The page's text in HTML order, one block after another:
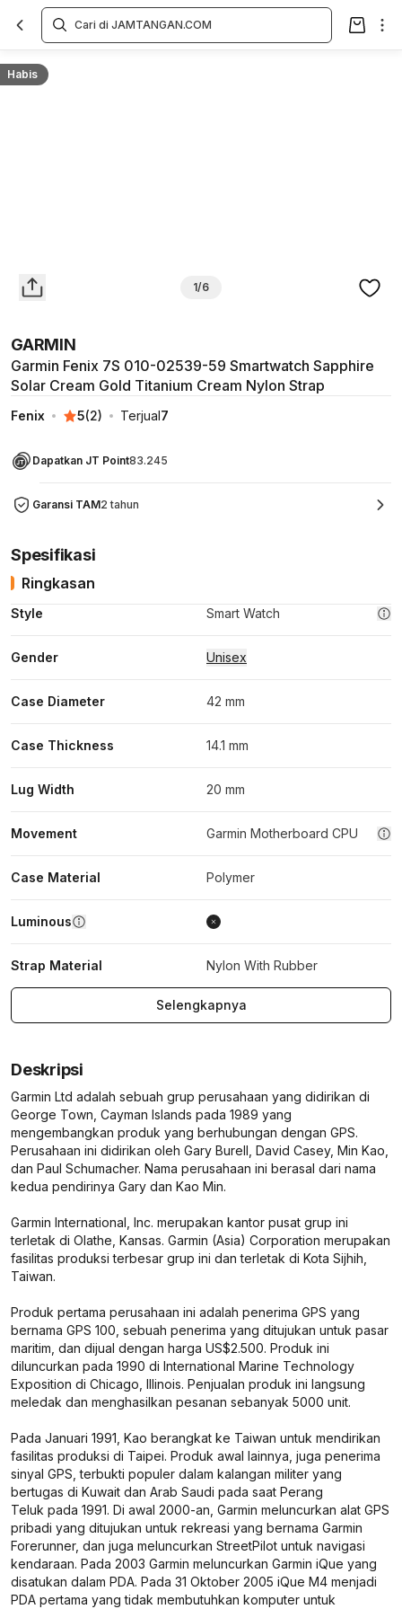
Habis
1/6
GARMIN
Garmin Fenix 7S 010-02539-59 Smartwatch Sapphire
Solar Cream Gold Titanium Cream Nylon Strap
Fenix 5(2) Terjual7
Dapatkan JT Point83.245
Garansi TAM2 tahun
Overview
Spesifikasi
Ringkasan
Style Smart Watch
Gender Unisex
Case Diameter 42 mm
Case Thickness 14.1 mm
Lug Width 20 mm
Movement Garmin Motherboard CPU
Case Material Polymer
Luminous
Strap Material Nylon With Rubber
Selengkapnya
Deskripsi
Garmin Ltd adalah sebuah grup perusahaan yang didirikan di
George Town, Cayman Islands pada 1989 yang
mengembangkan produk yang berhubungan dengan GPS.
Perusahaan ini didirikan oleh Gary Burell, David Casey, Min Kao,
dan Paul Schumacher. Nama perusahaan ini berasal dari nama
kedua pendirinya Gary dan Kao Min.
Garmin International, Inc. merupakan kantor pusat grup ini
terletak di Olathe, Kansas. Garmin (Asia) Corporation merupakan
fasilitas produksi terbesar grup ini dan terletak di Kota Sijhih,
Taiwan.
Produk pertama perusahaan ini adalah penerima GPS yang
bernama GPS 100, sebuah penerima yang ditujukan untuk pasar
maritim, dan dijual dengan harga US$2.500. Produk ini
diluncurkan pada 1990 di International Marine Technology
Exposition di Chicago, Illinois. Penjualan produk ini langsung
meledak dan menghasilkan pesanan sebanyak 5000 unit.
Pada Januari 1991, Kao berangkat ke Taiwan untuk mendirikan
fasilitas produksi di Taipei. Produk awal lainnya, juga penerima
sinyal GPS, terbukti populer dalam kalangan militer yang
bertugas di Kuwait dan Arab Saudi pada saat Perang
Teluk pada 1991. Di awal 2000-an, Garmin meluncurkan alat GPS
pribadi yang ditujukan untuk rekreasi yang bernama Garmin
Forerunner, dan juga meluncurkan StreetPilot untuk navigasi
kendaraan. Pada 2003 Garmin meluncurkan Garmin iQue yang
disatukan dalam PDA. Pada 31 Oktober 2005 iQue M4 menjadi
PDA pertama yang tidak membutuhkan komputer untuk